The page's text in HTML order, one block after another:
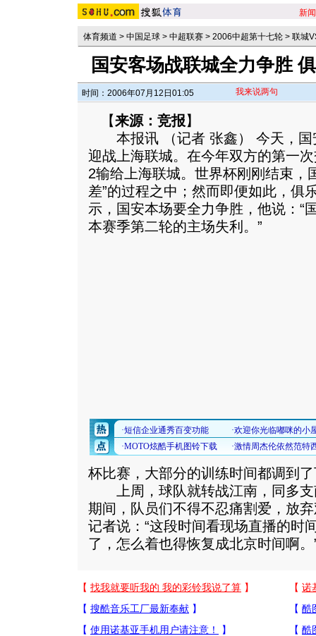
新闻
体育频道 > 中国足球 > 中超联赛 > 2006中超第十七轮 > 联城
国安客场战联城全力争胜
时间：2006年07月12日01:05 我来说两句
【来源：竞报】
本报讯 （记者 张鑫） 今天，国
迎战上海联城。在今年双方的第一
2输给上海联城。世界杯刚刚结束，
差”的过程之中；然而即便如此，俱
示，国安本场要全力争胜，他说：“
本赛季第二轮的主场失利。 ”
杯比赛，大部分的训练时间都调到
上周，球队就转战江南，同多支
期间，队员们不得不忍痛割爱，放
记者说：“这段时间看现场直播的时
了，怎么着也得恢复成北京时间啊。